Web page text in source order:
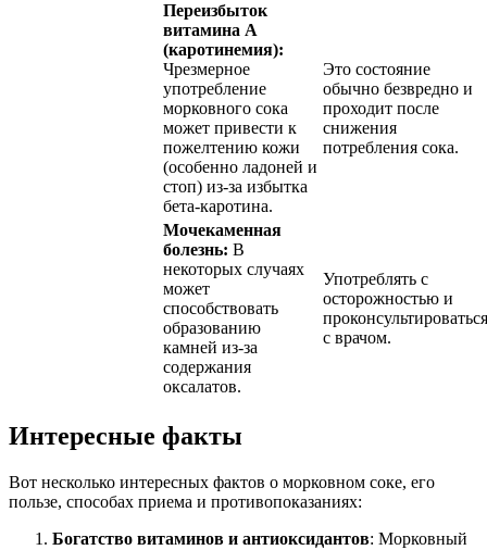
Переизбыток
витамина А
(каротинемия):
Чрезмерное
употребление
морковного сока
может привести к
пожелтению кожи
(особенно ладоней и
стоп) из-за избытка
бета-каротина.
Это состояние
обычно безвредно и
проходит после
снижения
потребления сока.
Мочекаменная
болезнь: В
некоторых случаях
может
способствовать
образованию
камней из-за
содержания
оксалатов.
Употреблять с
осторожностью и
проконсультироваться
с врачом.
Интересные факты
Вот несколько интересных фактов о морковном соке, его
пользе, способах приема и противопоказаниях:
Богатство витаминов и антиоксидантов: Морковный